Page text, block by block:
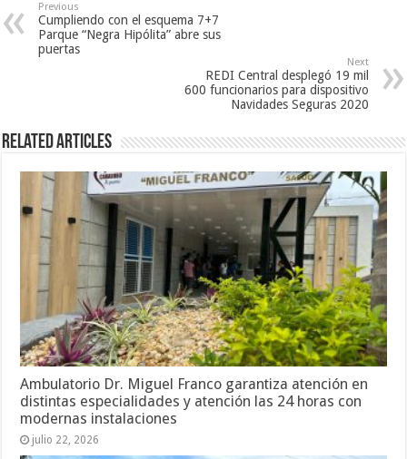
Previous
Cumpliendo con el esquema 7+7
Parque “Negra Hipólita” abre sus
puertas
Next
REDI Central desplegó 19 mil
600 funcionarios para dispositivo
Navidades Seguras 2020
Related Articles
Ambulatorio Dr. Miguel Franco garantiza atención en
distintas especialidades y atención las 24 horas con
modernas instalaciones
julio 22, 2026